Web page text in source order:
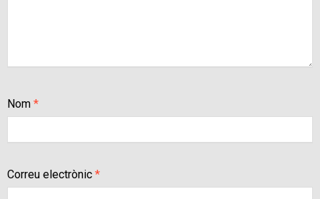
Nom *
Correu electrònic *